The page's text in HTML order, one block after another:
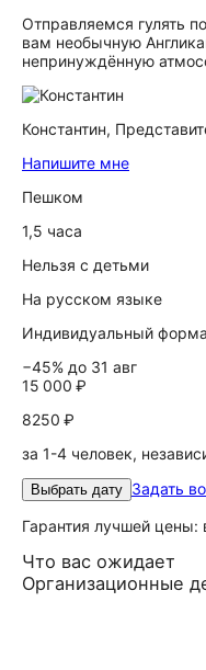
Отправляемся гулять
вам необычную
непринуждённую
Константин,
Напишите мне
Пешком
1,5 часа
Нельзя с детьми
На русском языке
Индивидуальный
−45% до 31 авг
15 000 ₽
8250 ₽
за 1-4 человек,
Выбрать дату Задать
Гарантия лучшей
Что вас ожидает
Организационные